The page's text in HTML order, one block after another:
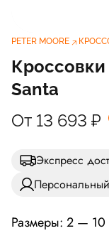
PETER MOORE
Кроссовки
Santa
От 13 693 ₽
Экспресс
Размеры: 2 — 10